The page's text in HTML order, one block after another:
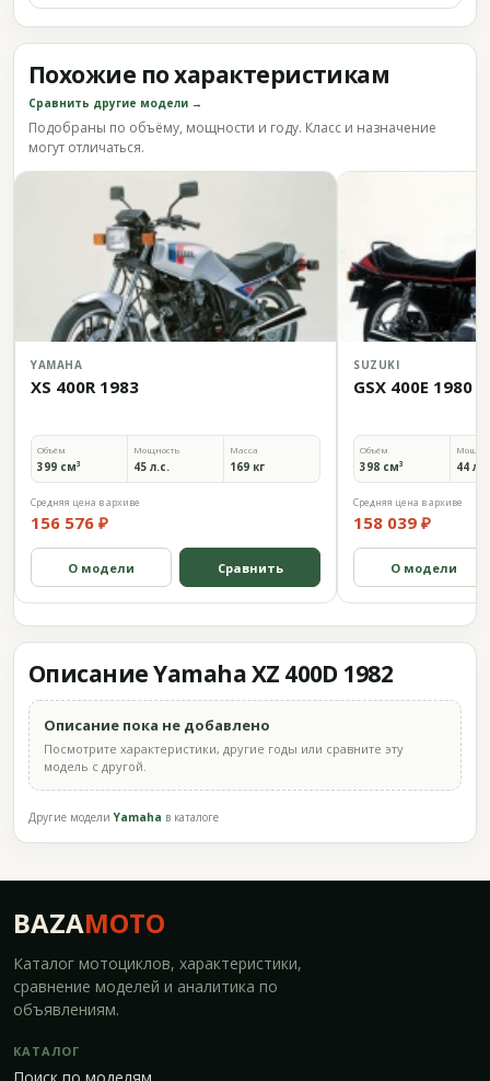
Похожие по характеристикам
Сравнить другие модели →
Подобраны по объёму, мощности и году. Класс и назначение
могут отличаться.
YAMAHA
XS 400R 1983
Объём
399 см³
Мощность
45 л.с.
Масса
169 кг
Средняя цена в архиве
156 576 ₽
О модели Сравнить
SUZUKI
GSX 400E 1980
Объём
398 см³ 44
Средняя цена в архиве
158 039 ₽
О модели
Описание Yamaha XZ 400D 1982
Описание пока не добавлено
Посмотрите характеристики, другие годы или сравните эту
модель с другой.
Другие моделиYamaha в каталоге
BAZAMOTO
Каталог мотоциклов, характеристики,
сравнение моделей и аналитика по
объявлениям.
КАТАЛОГ